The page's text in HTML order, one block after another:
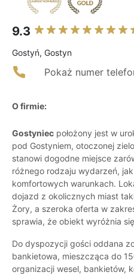
9.3
Gostyń, Gostyn
Pokaż numer
O firmie:
Gostyniec położony jest w
pod Gostyniem, otoczonej
stanowi dogodne miejsce
różnego rodzaju wydarzeń,
komfortowych warunkach.
dojazd z okolicznych miast
Żory, a szeroka oferta w
sprawia, że obiekt wyróżnia
Do dyspozycji gości oddana
bankietowa, mieszcząca do
organizacji wesel, bankietów,